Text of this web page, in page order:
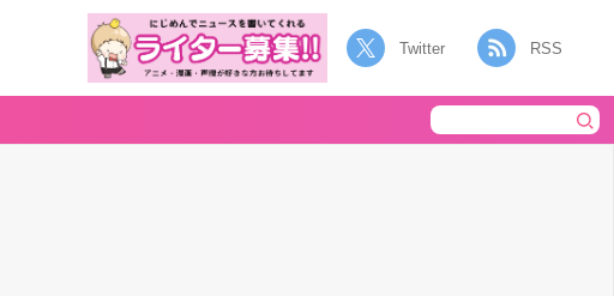
Twitter RSS